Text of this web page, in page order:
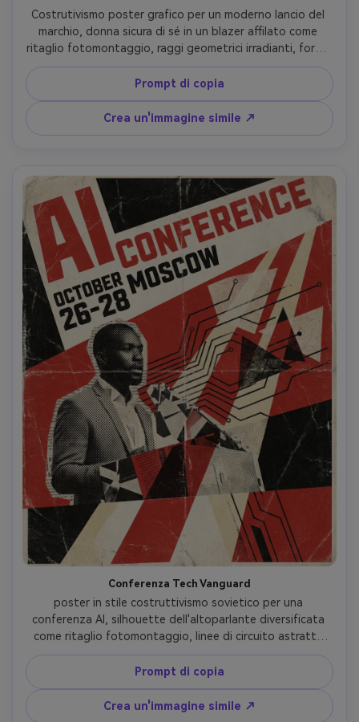
Costrutivismo poster grafico per un moderno lancio del
marchio, donna sicura di sé in un blazer affilato come
ritaglio fotomontaggio, raggi geometrici irradianti, forme
di banner diagonali, tavolozza rosso nero beige con un
colore di accento, tipografia condensata audace con
testo segnaposto, bordi inchiostro ruvido, carta collage
a strati, forte spazio negativo, design di qualità museale,
obiettivo da 85 mm, profondità di campo bassa, morbida
Prompt di copia
Crea un'immagine simile ↗
Conferenza Tech Vanguard
poster in stile costruttivismo sovietico per una
conferenza AI, silhouette dell'altoparlante diversificata
come ritaglio fotomontaggio, linee di circuito astratte
trasformate in triangoli e rettangoli geometrici, layout a
griglia diagonale, tavolozza rosso e nero off-white,
gerarchia di tipografia pesante per la posizione della
data del titolo, ombreggiatura a mezzo tono, texture di
Prompt di copia
Crea un'immagine simile ↗